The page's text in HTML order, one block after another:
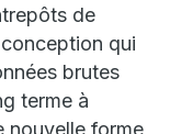
de
qui
brutes
terme à
nouvelle forme